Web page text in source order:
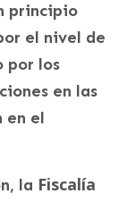
principio
el nivel de
por los
en las
en el
la Fiscalía